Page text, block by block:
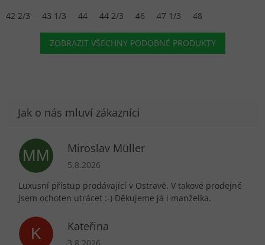
42 2/3
43 1/3 44 44 2/3 46 47 1/3 48
ZOBRAZIT VŠECHNY PODOBNÉ PRODUKTY
MM Miroslav Müller
Hodnocení obchodu je 5 z 5 hvězdiček.
5.8.2026
Luxusní přístup prodávající v Ostravě. V takové prodejně
jsem ochoten utrácet :-) Děkujeme já i manželka.
K Kateřina
Hodnocení obchodu je 5 z 5 hvězdiček.